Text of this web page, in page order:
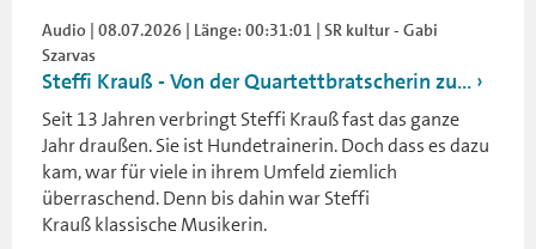
Audio | 08.07.2026 | Länge: 00:31:01 | SR kultur - Gabi
Szarvas
Steffi Krauß - Von der Quartettbratscherin zu...
Seit 13 Jahren verbringt Steffi Krauß fast das ganze
Jahr draußen. Sie ist Hundetrainerin. Doch dass es dazu
kam, war für viele in ihrem Umfeld ziemlich
überraschend. Denn bis dahin war Steffi
Krauß klassische Musikerin.